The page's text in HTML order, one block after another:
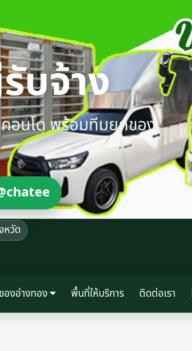
บจ้าง
อนโด พร้อมทีมยกของ
หวัด
งอ่างทอง พื้นที่ให้บริการ ติดต่อเรา